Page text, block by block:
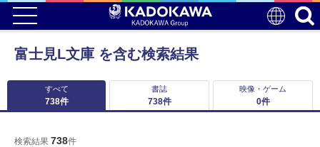
富士見L文庫 を含む検索結果
すべて
738件
書誌
738件
映像・ゲーム
0件
検索結果 738件